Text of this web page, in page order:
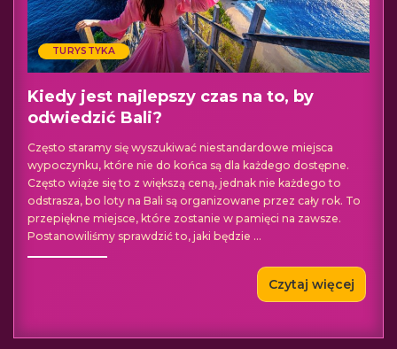
TURYSTYKA
Kiedy jest najlepszy czas na to, by
odwiedzić Bali?
Często staramy się wyszukiwać niestandardowe miejsca
wypoczynku, które nie do końca są dla każdego dostępne.
Często wiąże się to z większą ceną, jednak nie każdego to
odstrasza, bo loty na Bali są organizowane przez cały rok. To
przepiękne miejsce, które zostanie w pamięci na zawsze.
Postanowiliśmy sprawdzić to, jaki będzie ...
Czytaj więcej